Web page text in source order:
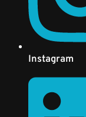
Instagram